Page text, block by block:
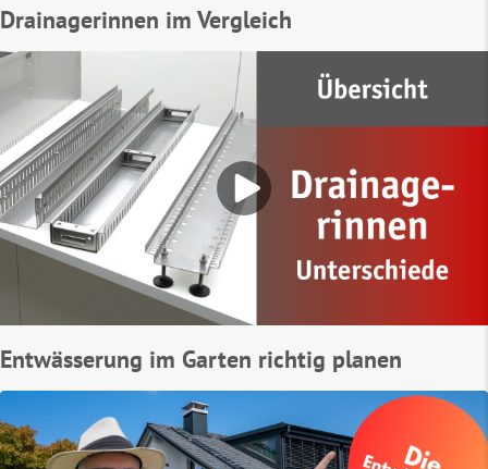
Drainagerinnen im Vergleich
Entwässerung im Garten richtig planen